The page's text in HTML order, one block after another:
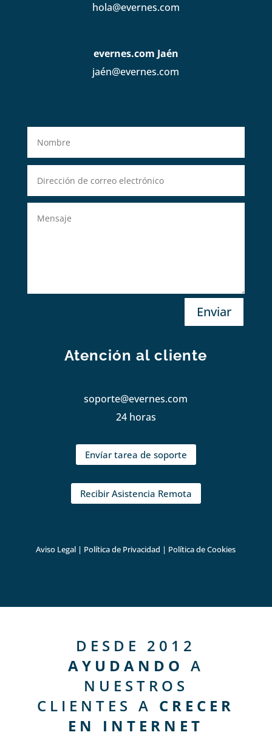
hola@evernes.com
evernes.com Jaén
jaén@evernes.com
Enviar
Atención al cliente
soporte@evernes.com
24 horas
Envíar tarea de soporte
Recibir Asistencia Remota
Aviso Legal | Política de Privacidad | Política de Cookies
DESDE 2012
AYUDANDO A
NUESTROS
CLIENTES A CRECER
EN INTERNET